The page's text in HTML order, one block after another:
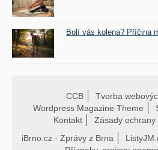
Bolí vás kolena? Příčina
CCB
Tvorba
Wordpress Magazine Theme
Kontakt
Zásady
iBrno.cz - Zprávy z Brna